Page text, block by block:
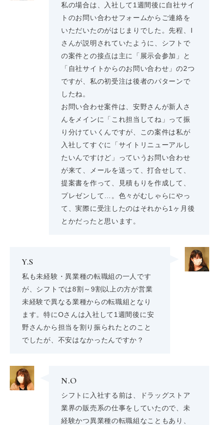
私の場合は、入社して1週間後に自社サイ
トのお問い合わせフォームからご連絡を
いただいたのがはじまりでした。先程、I
さんが説明されていたように、シフトで
の案件との接点は主に「展示会参加」と
「自社サイトからのお問い合わせ」の2つ
ですが、私の初受注は後者のパターンで
したね。
お問い合わせ案件は、安野さんが新人さ
んをメインに「これ担当してね」って振
り分けていくんですが、この案件は私が
入社してすぐに「サイトリニューアルし
たいんですけど」っていうお問い合わせ
が来て、メールを送って、打合せして、
提案書を作って、見積もりを作成して、
プレゼンして…。色々がむしゃらにやっ
て、実際に受注したのはそれから1ヶ月後
とかだったと思います。
Y.S
私も未経験・異業種の転職組の一人です
が、シフトでは8割～9割以上の方が営業
未経験で異なる業種からの転職組となり
ます。特にOさんは入社して1週間後に安
野さんから担当を割り振られたとのこと
でしたが、不安はなかったんですか？
N.O
シフトに入社する前は、ドラッグストア
業界の販売系の仕事をしていたので、未
経験かつ異業種の転職組なこともあり、